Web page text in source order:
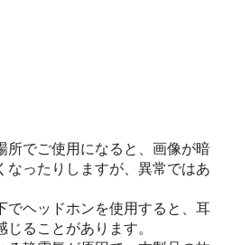
所でご使用になると、画像が暗
なったりしますが、異常ではあ
でヘッドホンを使用すると、耳
ることがあります。